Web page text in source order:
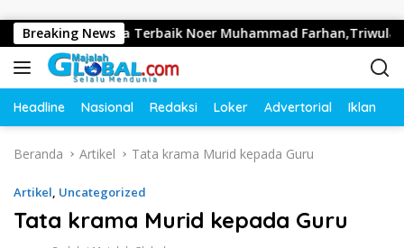
Breaking News
Berkinerja Terbaik Noer Muhammad Farhan,Triwulan II
Headline Nasional Redaksi Loker Advertorial Iklan
Beranda Artikel Tata krama Murid kepada Guru
Artikel, Uncategorized
Tata krama Murid kepada Guru